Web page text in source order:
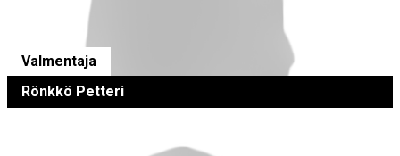
Valmentaja
Rönkkö Petteri